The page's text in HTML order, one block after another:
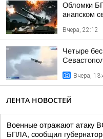
Обломки
анапском
Вчера, 22:12
Четыре
Вчера,
ЛЕНТА НОВОСТЕЙ
Военные отражают атаку
БПЛА, сообщил губернатор